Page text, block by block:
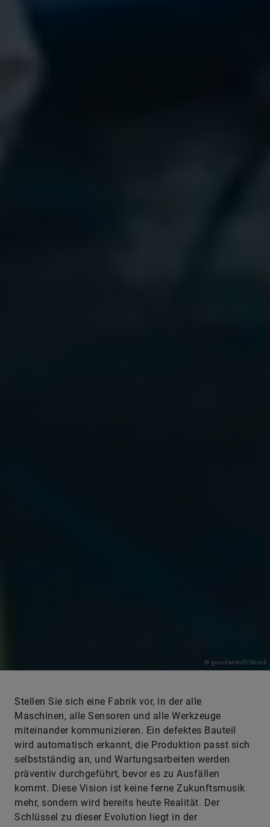
© gorodenkoff/iStock
Stellen Sie sich eine Fabrik vor, in der alle
Maschinen, alle Sensoren und alle Werkzeuge
miteinander kommunizieren. Ein defektes Bauteil
wird automatisch erkannt, die Produktion passt sich
selbstständig an, und Wartungsarbeiten werden
präventiv durchgeführt, bevor es zu Ausfällen
kommt. Diese Vision ist keine ferne Zukunftsmusik
mehr, sondern wird bereits heute Realität. Der
Schlüssel zu dieser Evolution liegt in der